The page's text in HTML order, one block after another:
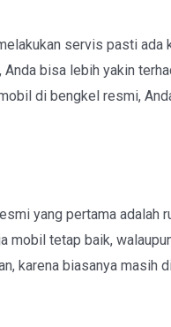
servis pasti ada
bisa lebih yakin
di bengkel resmi,
yang pertama adalah
mobil tetap baik,
karena biasanya masih